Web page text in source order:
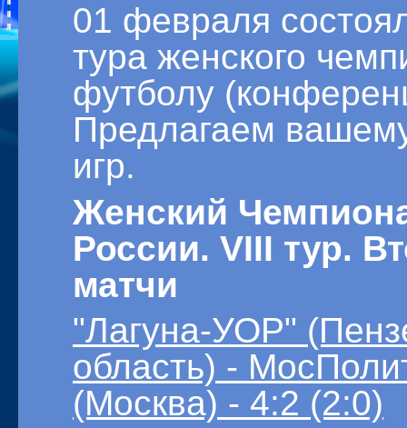
01 февраля
тура женского
футболу
Предлагаем
игр.
Женский
России. VIII тур.
матчи
"Лагуна-УОР"
область) -
(Москва) - 4:2 (2:0)